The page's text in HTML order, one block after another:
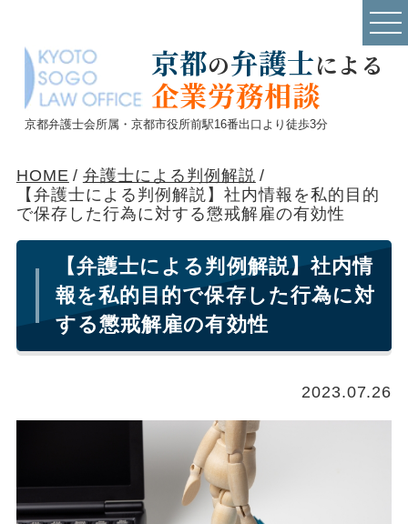
京都の弁護士による
企業労務相談
京都弁護士会所属・京都市役所前駅16番出口より徒歩3分
HOME / 弁護士による判例解説 /
【弁護士による判例解説】社内情報を私的目的
で保存した行為に対する懲戒解雇の有効性
【弁護士による判例解説】社内情
報を私的目的で保存した行為に対
する懲戒解雇の有効性
2023.07.26